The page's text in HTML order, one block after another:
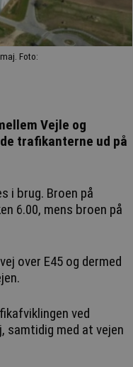
Foto:
Vejle og
trafikanterne ud på
i brug. Broen på
6.00, mens broen på
over E45 og dermed
ved
samtidig med at vejen